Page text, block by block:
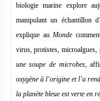
biologie marine explore
manipulant un échantillon
explique auMonde
virus, protistes,
une soupe de microbes,
oxygène à l’origine et l’a
la planète bleue est verte en